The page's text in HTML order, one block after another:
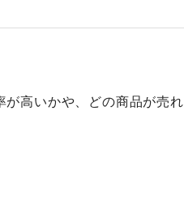
が高いかや、どの商品が売れ